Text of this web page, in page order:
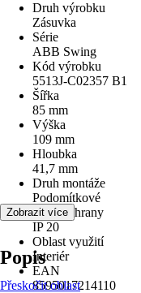
Druh výrobku
Zásuvka
Série
ABB Swing
Kód výrobku
5513J-C02357 B1
Šířka
85 mm
Výška
109 mm
Hloubka
41,7 mm
Druh montáže
Podomítkové
Druh ochrany
IP 20
Oblast využití
Interiér
EAN
8595017214110
Zobrazit více
Popis
Přeskočit oblast